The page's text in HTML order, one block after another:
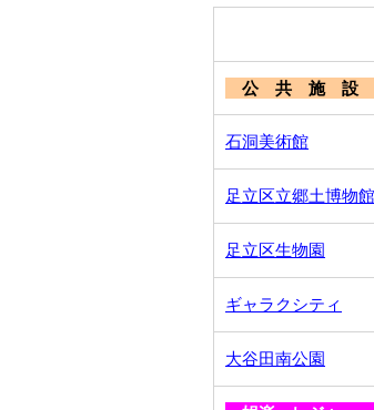
公 共 施 設
石洞美術館
足立区立郷土博物館
足立区生物園
ギャラクシティ
大谷田南公園